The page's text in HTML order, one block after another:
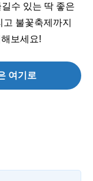
수 있는 딱 좋은
불꽃축제까지
보세요!
여기로